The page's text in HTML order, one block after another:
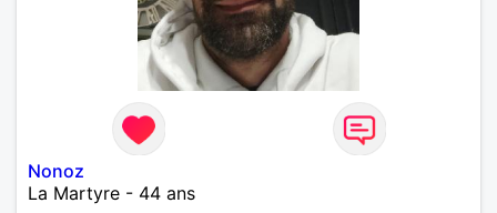
Nonoz
La Martyre - 44 ans